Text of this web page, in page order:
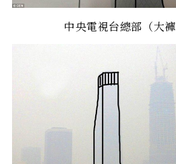
中央電視台總部（大褲